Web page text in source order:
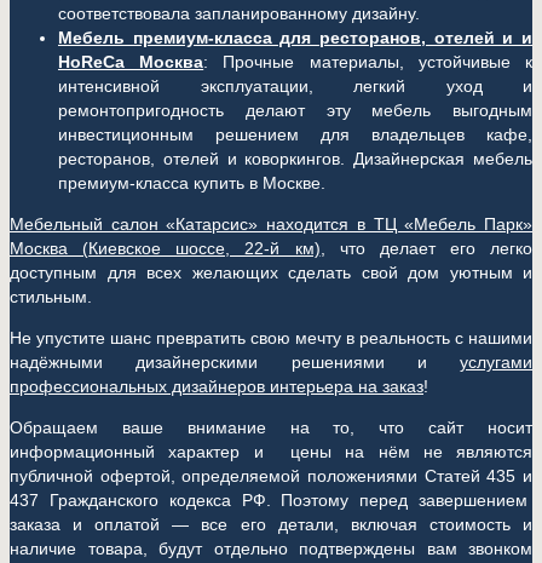
соответствовала запланированному дизайну.
Мебель премиум-класса для ресторанов, отелей и и
HoReCa Москва: Прочные материалы, устойчивые к
интенсивной эксплуатации, легкий уход и
ремонтопригодность делают эту мебель выгодным
инвестиционным решением для владельцев кафе,
ресторанов, отелей и коворкингов. Дизайнерская мебель
премиум-класса купить в Москве.
Мебельный салон «Катарсис» находится в ТЦ «Мебель Парк»
Москва (Киевское шоссе, 22-й км) , что делает его легко
доступным для всех желающих сделать свой дом уютным и
стильным.
Не упустите шанс превратить свою мечту в реальность с нашими
надёжными дизайнерскими решениями и услугами
профессиональных дизайнеров интерьера на заказ!
Обращаем ваше внимание на то, что сайт носит
информационный характер и цены на нём не являются
публичной офертой, определяемой положениями Статей 435 и
437 Гражданского кодекса РФ. Поэтому перед завершением
заказа и оплатой — все его детали, включая стоимость и
наличие товара, будут отдельно подтверждены вам звонком